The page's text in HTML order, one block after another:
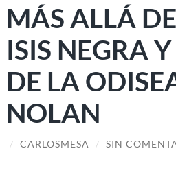
MÁS ALLÁ
ISIS NEGRA
DE LA
NOLAN
/ CARLOSMESA / SIN